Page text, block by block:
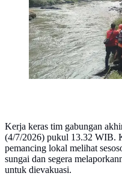
Kerja keras tim gabungan
(4/7/2026) pukul 13.32 WIB.
pemancing lokal melihat
sungai dan segera
untuk dievakuasi.